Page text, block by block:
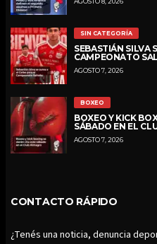
SIN CATEGORÍA
SEBASTIÁN SILVA
CAMPEONATO
AGOSTO 7, 2026
BOXEO
BOXEO Y KICK
SÁBADO EN EL
AGOSTO 7, 2026
CONTACTO RÁPIDO
¿Tenés una noticia, denuncia